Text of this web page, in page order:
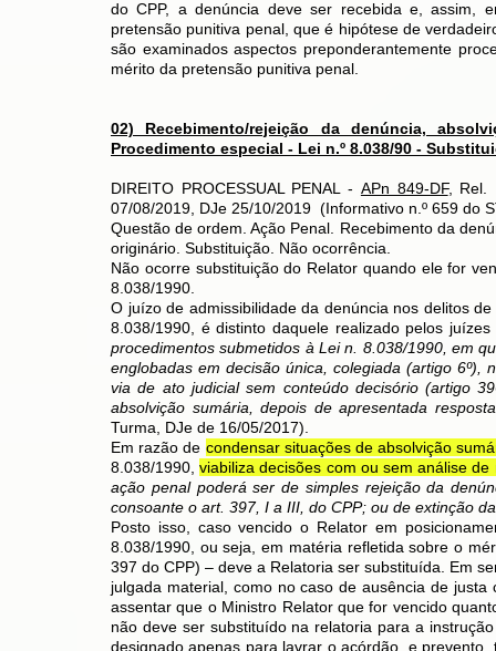
do CPP, a denúncia deve ser recebida e, assim,
pretensão punitiva penal, que é hipótese de
são examinados aspectos preponderantemente
mérito da pretensão punitiva penal.
02) Recebimento/rejeição da denúncia,
Procedimento especial - Lei n.º 8.038/90 -
DIREITO PROCESSUAL PENAL - APn 849-DF, Rel.
07/08/2019, DJe 25/10/2019 (Informativo n.º 659 do
Questão de ordem. Ação Penal. Recebimento da
originário. Substituição. Não ocorrência.
Não ocorre substituição do Relator quando ele for
8.038/1990.
O juízo de admissibilidade da denúncia nos delitos
8.038/1990, é distinto daquele realizado pelos
procedimentos submetidos à Lei n. 8.038/1990, em
englobadas em decisão única, colegiada (artigo 6º),
via de ato judicial sem conteúdo decisório (artigo
absolvição sumária, depois de apresentada
Turma, DJe de 16/05/2017).
Em razão de condensar situações de absolvição
8.038/1990,viabiliza decisões com ou sem análise de
ação penal poderá ser de simples rejeição da
consoante o art. 397, I a III, do CPP; ou de extinção
Posto isso, caso vencido o Relator em
8.038/1990, ou seja, em matéria refletida sobre o
397 do CPP) – deve a Relatoria ser substituída. Em
julgada material, como no caso de ausência de
assentar que o Ministro Relator que for vencido
não deve ser substituído na relatoria para a
designado apenas para lavrar o acórdão, e